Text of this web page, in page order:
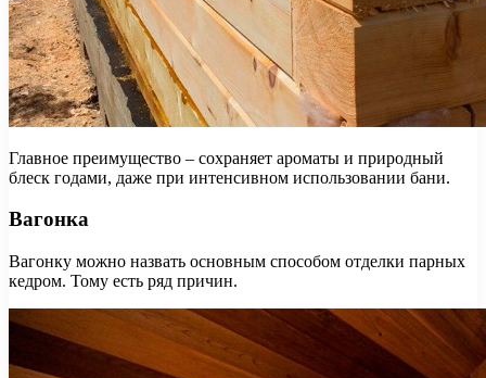
Главное преимущество – сохраняет ароматы и природный
блеск годами, даже при интенсивном использовании бани.
Вагонка
Вагонку можно назвать основным способом отделки парных
кедром. Тому есть ряд причин.